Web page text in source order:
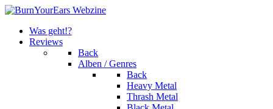
Was geht!?
Reviews
Back
Alben / Genres
Back
Heavy Metal
Thrash Metal